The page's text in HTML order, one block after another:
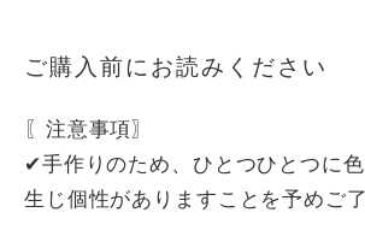
ご購入前にお読みください
〖注意事項〗
✔手作りのため、ひとつひとつに
生じ個性がありますことを予めご